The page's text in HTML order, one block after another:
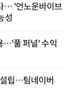
… '언노운바이브
성
…'풀 퍼널' 수익
립…팀네이버